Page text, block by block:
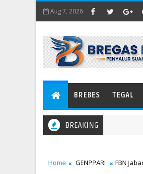
Aug 7, 2026
BREBES TEGAL
BREAKING
Home GENPPARI FBN